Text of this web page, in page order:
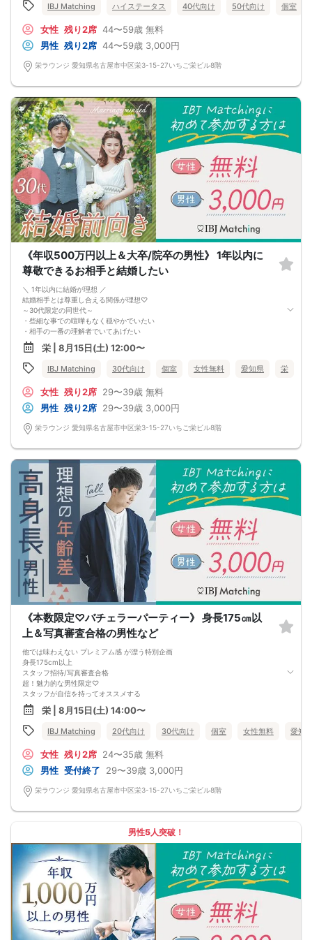
IBJ Matching ハイステータス 40代向け 50代向け 個室
女性 残り2席 44〜59歳 無料
男性 残り2席 44〜59歳 3,000円
栄ラウンジ 愛知県名古屋市中区栄3-15-27いちご栄ビル8階
《年収500万円以上＆大卒/院卒の男性》 1年以内に
尊敬できるお相手と結婚したい
＼ 1年以内に結婚が理想 ／
結婚相手とは尊重し合える関係が理想♡
～30代限定の同世代～
・些細な事での喧嘩もなく穏やかでいたい
・相手の一番の理解者でいてあげたい
・何気ない会話も大切にしていきたい
来年の2月には左手に光る指輪が
未来を変える出会いを名古屋ラウンジで♡
栄 | 8月15日(土) 12:00〜
IBJ Matching 30代向け 個室 女性無料 愛知県 栄
女性 残り2席 29〜39歳 無料
男性 残り2席 29〜39歳 3,000円
栄ラウンジ 愛知県名古屋市中区栄3-15-27いちご栄ビル8階
《本数限定♡バチェラーパーティー》 身長175㎝以
上＆写真審査合格の男性など
他では味わえない プレミアム感 が漂う特別企画
身長175cm以上
スタッフ招待/写真審査合格
超！魅力的な男性限定♡
スタッフが自信を持ってオススメする
魅力的なエリート男性に出会えるチャンス
「こんな人に出会いたかった」
未来を見据えた真剣な出会いで、
理想の人を見つけよう。
栄 | 8月15日(土) 14:00〜
IBJ Matching 20代向け 30代向け 個室 女性無料 愛知
女性 残り2席 24〜35歳 無料
男性 受付終了 29〜39歳 3,000円
栄ラウンジ 愛知県名古屋市中区栄3-15-27いちご栄ビル8階
男性5人突破！